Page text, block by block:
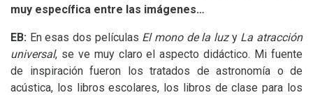
muy específica entre las imágenes…
EB: En esas dos películas El mono de la luz y La atracción
universal, se ve muy claro el aspecto didáctico. Mi fuente
de inspiración fueron los tratados de astronomía o de
acústica, los libros escolares, los libros de clase para los